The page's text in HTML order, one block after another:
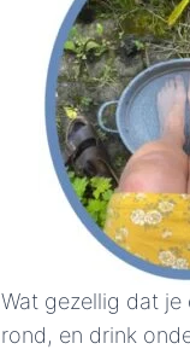
Wat gezellig dat je
rond, en drink